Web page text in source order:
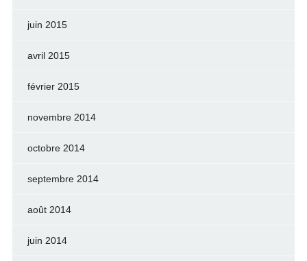
juin 2015
avril 2015
février 2015
novembre 2014
octobre 2014
septembre 2014
août 2014
juin 2014